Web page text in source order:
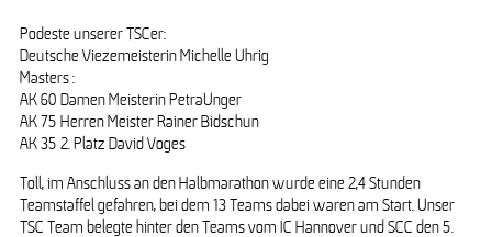
Podeste unserer TSCer:
Deutsche Viezemeisterin Michelle Uhrig
Masters :
AK 60 Damen Meisterin PetraUnger
AK 75 Herren Meister Rainer Bidschun
AK 35 2. Platz David Voges
Toll, im Anschluss an den Halbmarathon wurde eine 2,4 Stunden
Teamstaffel gefahren, bei dem 13 Teams dabei waren am Start. Unser
TSC Team belegte hinter den Teams vom IC Hannover und SCC den 5.